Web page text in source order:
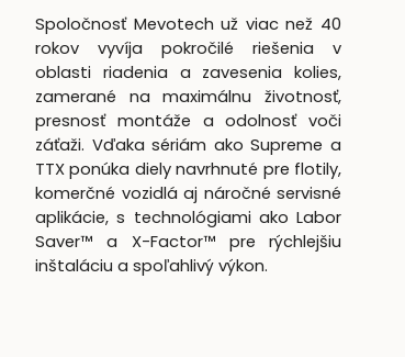
Spoločnosť Mevotech už viac než 40
rokov vyvíja pokročilé riešenia v
oblasti riadenia a zavesenia kolies,
zamerané na maximálnu životnosť,
presnosť montáže a odolnosť voči
záťaži. Vďaka sériám ako Supreme a
TTX ponúka diely navrhnuté pre flotily,
komerčné vozidlá aj náročné servisné
aplikácie, s technológiami ako Labor
Saver™ a X-Factor™ pre rýchlejšiu
inštaláciu a spoľahlivý výkon.